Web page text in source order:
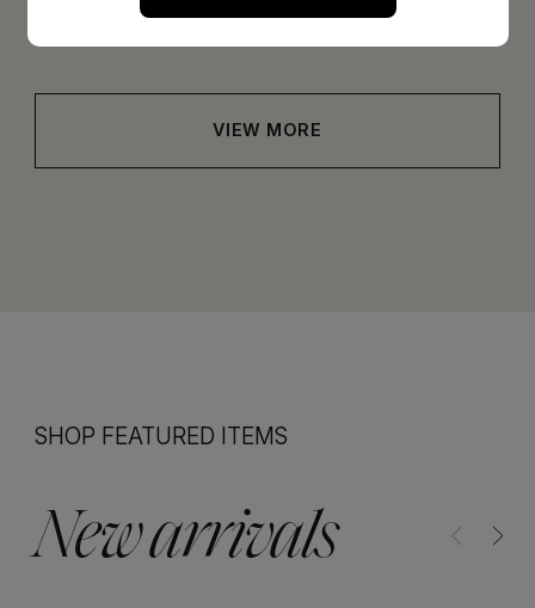
選
VIEW MORE
SHOP FEATURED ITEMS
New arrivals